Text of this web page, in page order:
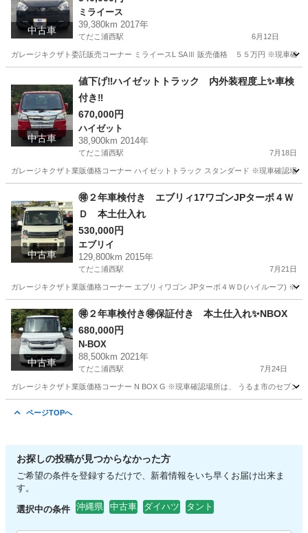
中古車
ミライース
39,380km 2017年
てだこ浦西駅 6月12日
ガレージキクザト委託販売コーナー ミライースL SAⅢ 販売価格 ５５万円 ※現車確
てだこ浦西駅 ミライース 車両
中古車
値下げ‼️ハイゼットトラック 内外装程度上✨車検
付き‼️
670,000円
ハイゼット
38,900km 2014年
てだこ浦西駅 7月18日
ガレージキクザト業販価格コーナー ハイゼットトラック スタンダード ※現車確認場
てだこ浦西駅 ハイゼット 車両
中古車
🉐２年車検付き エブリィ17ワゴンJPターボ４Ｗ
Ｄ 本土仕入れ
530,000円
エブリイ
129,800km 2015年
てだこ浦西駅 7月21日
ガレージキクザト業販価格コーナー エブリィワゴン JPターボ４ＷＤ(ハイルーフ) ※
沖縄 うるま市 てだこ浦西駅 エブリイ
中古車
🉐２年車検付き🉐保証付き 本土仕入れ✨NBOX
680,000円
N-BOX
88,500km 2021年
てだこ浦西駅 7月24日
ガレージキクザト業販価格コーナー N BOX G ※現車確認場所は、 うるま市のセブン
ページTOPへ
お探しの投稿が見つからなかった方
ご希望の条件を登録するだけで、新着情報をいち早くお届け出来ま
す。
選択中の条件 沖縄県 中古車 ダイハツ タント